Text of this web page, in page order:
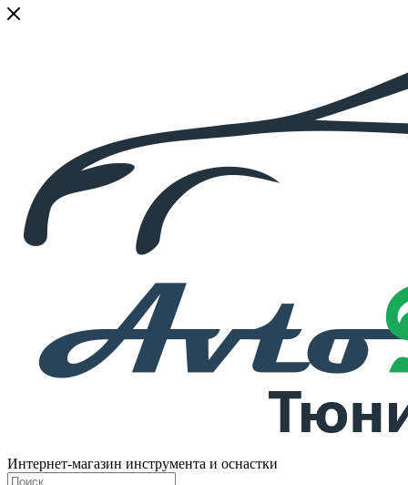
Интернет-магазин инструмента и оснастки